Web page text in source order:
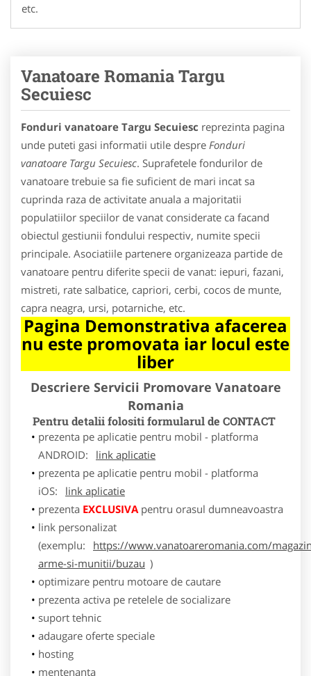
etc.
Vanatoare Romania Targu
Secuiesc
Fonduri vanatoare Targu Secuiesc reprezinta pagina
unde puteti gasi informatii utile despre Fonduri
vanatoare Targu Secuiesc. Suprafetele fondurilor de
vanatoare trebuie sa fie suficient de mari incat sa
cuprinda raza de activitate anuala a majoritatii
populatiilor speciilor de vanat considerate ca facand
obiectul gestiunii fondului respectiv, numite specii
principale. Asociatiile partenere organizeaza partide de
vanatoare pentru diferite specii de vanat: iepuri, fazani,
mistreti, rate salbatice, capriori, cerbi, cocos de munte,
capra neagra, ursi, potarniche, etc.
Pagina Demonstrativa afacerea
nu este promovata iar locul este
liber
Descriere Servicii Promovare Vanatoare
Romania
Pentru detalii folositi formularul de CONTACT
prezenta pe aplicatie pentru mobil - platforma
ANDROID:
link aplicatie
prezenta pe aplicatie pentru mobil - platforma
iOS:
link aplicatie
prezenta EXCLUSIVApentru orasul dumneavoastra
link personalizat
(exemplu:
https://www.vanatoareromania.com/
arme-si-munitii/buzau )
optimizare pentru motoare de cautare
prezenta activa pe retelele de socializare
suport tehnic
adaugare oferte speciale
hosting
mentenanta